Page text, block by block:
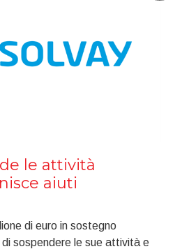
le attività
aiuti
di euro in sostegno
sospendere le sue attività e